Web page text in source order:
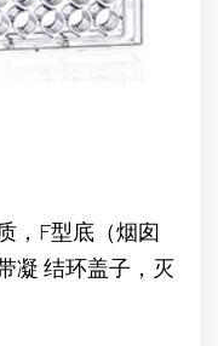
，F型底（烟囱
凝 结环盖子，灭